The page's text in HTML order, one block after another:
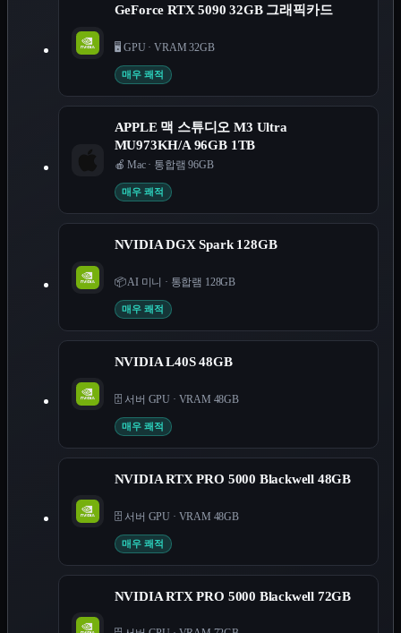
GeForce RTX 5090 32GB 그래픽카드
🖥️ GPU · VRAM 32GB
매우 쾌적
APPLE 맥 스튜디오 M3 Ultra
MU973KH/A 96GB 1TB
🍎 Mac· 통합램 96GB
매우 쾌적
NVIDIA DGX Spark 128GB
📦 AI 미니 · 통합램 128GB
매우 쾌적
NVIDIA L40S 48GB
🗄️ 서버 GPU · VRAM 48GB
매우 쾌적
NVIDIA RTX PRO 5000 Blackwell 48GB
🗄️ 서버 GPU · VRAM 48GB
매우 쾌적
NVIDIA RTX PRO 5000 Blackwell 72GB